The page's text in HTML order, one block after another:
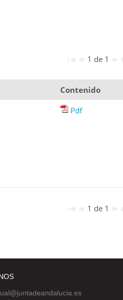
1 de 1
Contenido
Pdf
1 de 1